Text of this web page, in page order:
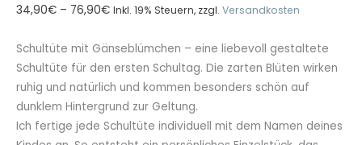
34,90€ – 76,90€Preisspanne:
bis
76,90€
Inkl. 19% Steuern, zzgl. Versandkosten
Schultüte mit Gänseblümchen – eine liebevoll gestaltete
Schultüte für den ersten Schultag. Die zarten Blüten wirken
ruhig und natürlich und kommen besonders schön auf
dunklem Hintergrund zur Geltung.
Ich fertige jede Schultüte individuell mit dem Namen deines